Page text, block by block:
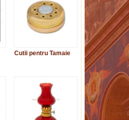
Cutii pentru Tamaie